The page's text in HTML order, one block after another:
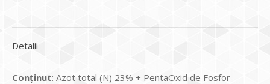
Detalii
Conținut: Azot total (N) 23% + PentaOxid de Fosfor